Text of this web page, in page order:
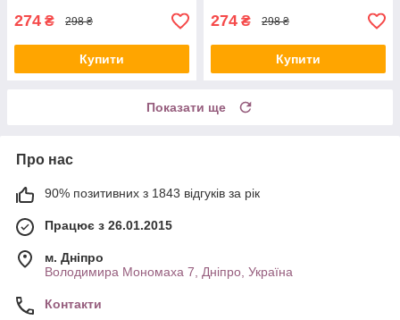
274 ₴ 298 ₴
Купити
274 ₴ 298 ₴
Купити
Показати ще
Про нас
90% позитивних з 1843 відгуків за рік
Працює з 26.01.2015
м. Дніпро
Володимира Мономаха 7, Дніпро, Україна
Контакти